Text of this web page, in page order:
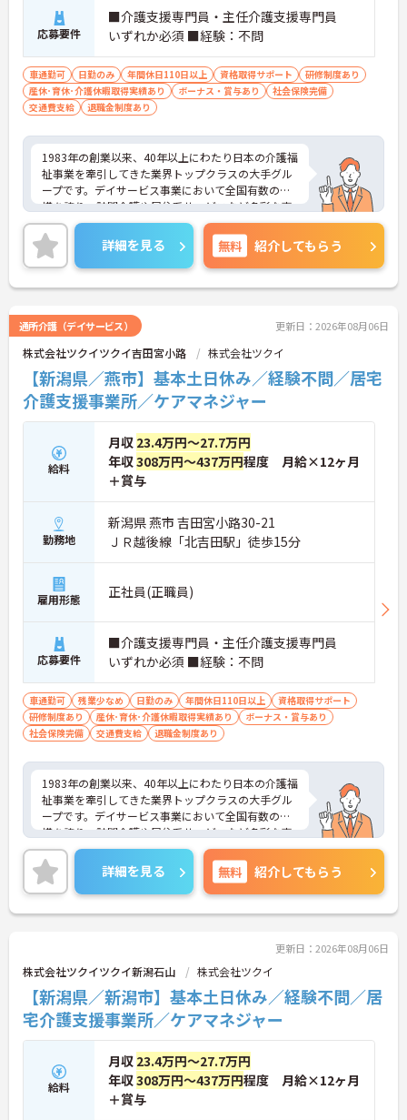
応募要件
■介護支援専門員・主任介護支援専門員
いずれか必須 ■経験：不問
車通勤可 日勤のみ 年間休日110日以上 資格取得サポート
研修制度あり
産休･育休･介護休暇取得実績あり
ボーナス・賞与あり
社会保険完備
交通費支給
退職金制度あり
1983年の創業以来、40年以上にわたり日本の介護福
祉事業を牽引してきた業界トップクラスの大手グル
ープです。デイサービス事業において全国有数の規
模を誇り、訪問介護や居住系サービスなど多彩な事
業を展開することで、地域のあらゆるニーズにワン
ストップで応える体制を確立しています。ダイバー
シティ経営を積極的に推進し、多様な人材が能力を
発揮できる職場環境の構築に注力している点も大き
な特色です。また、大規模災害を見据えたBCP（事
ンの運用など、お客様と従業員の双方を守るリスク
マネジメントも徹底されています。今後は、ご家族
がオンラインで情報を確認できるシステムや、AIを
活用した相談サービスの導入など、IT技術を積極的
に取り入れ、在宅生活の質の向上と従業員の業務効
率化を両立する次世代型の介護サービスを追求して
いく方針です。安定した事業基盤と革新への意欲を
併せ持つ、長期的なキャリア形成に最適な法人で
す。
★おすすめPOINT★
【土日休み×残業月平均3時間！ワークライフバラ
ンスを大切にできる環境です】
・基本土日休みで年間休日116日が確保されており
日勤のみのお仕事のため生活リズムを整えやすいで
・毎月付与されるリフレッシュ休暇を活用し連休の
取得も可能でプライベートの時間もしっかりと確保
暇や育休取得実績など子育てと両立しやすい制度が
充実しています
【主任ケアマネ複数名在籍！手厚いフォロー体制で
未経験やブランクがある方も安心です】
・困難事例があった際も主任ケアマネジャーと情報
共有やケース検討ができ必要に応じて同行訪問など
のサポートを受けられます
・一人ひとりの仕事量や状況に合わせて管理者が新
規の受け入れを調整するため業務過多にならず無理
なく働けます
・公的資格取得・自己啓発支援制度が整っており働
ップを目指せます
【賞与過去実績最大105万円◎大手法人ならではの
充実した待遇や福利厚生が魅力です】
業所加算手当など日々の頑張りがしっかりと給与に
・勤続3年以上で対象となる退職金制度や宿泊費補
助などが受けられる独自の福利厚生制度ツクイPLUS
を完備しています
・社内規定の範囲内で髪色や髪型をはじめネイルや
まつげエクステが自由であり個性を大切にしながら
自分らしく働けます
詳細を見る 無料 紹介してもらう
通所介護（デイサービス） 更新日：2026年08月06日
株式会社ツクイツクイ吉田宮小路 株式会社ツクイ
【新潟県／燕市】基本土日休み／経験不問／居宅
介護支援事業所／ケアマネジャー
給料
月収 23.4万円～27.7万円
年収308万円～437万円程度 月給×12ヶ月
＋賞与
勤務地
新潟県 燕市 吉田宮小路30-21
ＪＲ越後線「北吉田駅」徒歩15分
雇用形態 正社員(正職員)
応募要件
■介護支援専門員・主任介護支援専門員
いずれか必須 ■経験：不問
車通勤可 残業少なめ 日勤のみ 年間休日110日以上
資格取得サポート
研修制度あり
産休･育休･介護休暇取得実績あり
ボーナス・賞与あり
社会保険完備
交通費支給 退職金制度あり
1983年の創業以来、40年以上にわたり日本の介護福
祉事業を牽引してきた業界トップクラスの大手グル
ープです。デイサービス事業において全国有数の規
模を誇り、訪問介護や居住系サービスなど多彩な事
業を展開することで、地域のあらゆるニーズにワン
ストップで応える体制を確立しています。ダイバー
シティ経営を積極的に推進し、多様な人材が能力を
発揮できる職場環境の構築に注力している点も大き
な特色です。また、大規模災害を見据えたBCP（事
ンの運用など、お客様と従業員の双方を守るリスク
マネジメントも徹底されています。今後は、ご家族
がオンラインで情報を確認できるシステムや、AIを
活用した相談サービスの導入など、IT技術を積極的
に取り入れ、在宅生活の質の向上と従業員の業務効
率化を両立する次世代型の介護サービスを追求して
いく方針です。安定した事業基盤と革新への意欲を
併せ持つ、長期的なキャリア形成に最適な法人で
す。
★おすすめPOINT★
詳細を見る 無料 紹介してもらう
更新日：2026年08月06日
株式会社ツクイツクイ新潟石山 株式会社ツクイ
【新潟県／新潟市】基本土日休み／経験不問／居
宅介護支援事業所／ケアマネジャー
給料
月収 23.4万円～27.7万円
年収308万円～437万円程度 月給×12ヶ月
＋賞与